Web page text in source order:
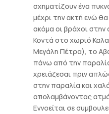
σχηματίζουν ένα
μέχρι την ακτή ενώ
ακόμα οι βράχοι
Κοντά στο χωριό
Μεγάλη Πέτρα), το
πάνω από την
χρειάζεσαι πριν
στην παραλία και
απολαμβάνοντας
Εννοείται σε